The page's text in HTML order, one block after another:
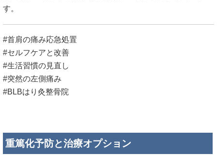
す。
#首肩の痛み応急処置
#セルフケアと改善
#生活習慣の見直し
#突然の左側痛み
#BLBはり灸整骨院
重篤化予防と治療オプション